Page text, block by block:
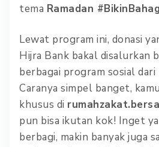
tema Ramadan
Lewat program ini, donasi
Hijra Bank bakal disalurkan
berbagai program sosial dari
Caranya simpel banget,
khusus di
pun bisa ikutan kok! Inget
berbagi, makin banyak juga